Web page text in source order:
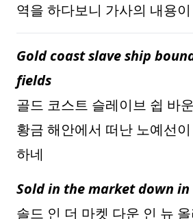
역을 하다보니 가사의 내용
Gold coast slave ship
fields
골드 코스트 슬레이브 쉽 바
황금 해안에서 떠난 노예선
하네
Sold in the market down in
솔드 인 더 마켓 다운 인 뉴